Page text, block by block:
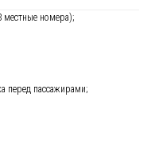
местные номера);
перед пассажирами;